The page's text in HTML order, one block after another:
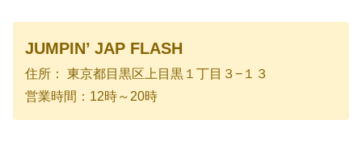
JUMPIN’ JAP FLASH
住所： 東京都目黒区上目黒１丁目３−１３
営業時間：12時～20時